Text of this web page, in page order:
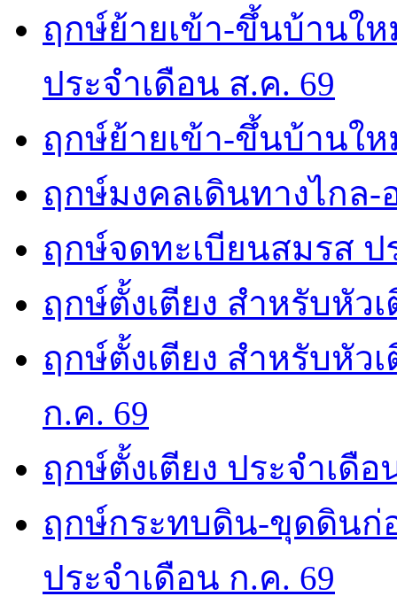
ฤกษ์ย้ายเข้า-ขึ้นบ้านใ
ประจำเดือน ส.ค. 69
ฤกษ์ย้ายเข้า-ขึ้นบ้านให
ฤกษ์มงคลเดินทางไกล-
ฤกษ์จดทะเบียนสมรส ป
ฤกษ์ตั้งเตียง สำหรับหัว
ฤกษ์ตั้งเตียง สำหรับหัว
ก.ค. 69
ฤกษ์ตั้งเตียง ประจำเดือ
ฤกษ์กระทบดิน-ขุดดินก่
ประจำเดือน ก.ค. 69